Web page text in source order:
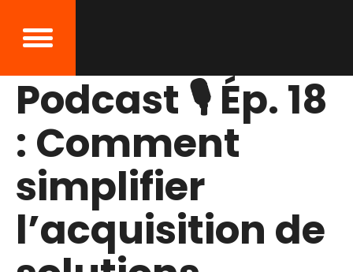
Podcast 🎙 Ép. 18
: Comment
simplifier
l’acquisition de